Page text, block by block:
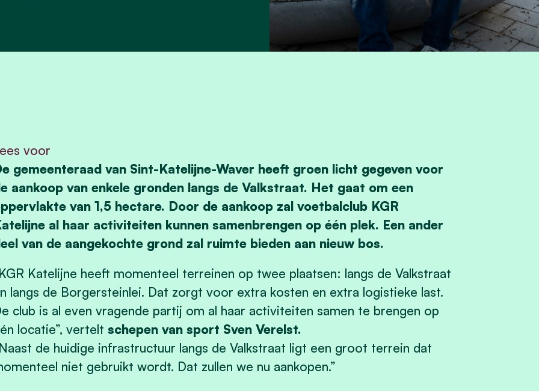
voor
gemeenteraad van Sint-Katelijne-Waver heeft groen licht gegeven voor
aankoop van enkele gronden langs de Valkstraat. Het gaat om een
van 1,5 hectare. Door de aankoop zal voetbalclub KGR
al haar activiteiten kunnen samenbrengen op één plek. Een ander
van de aangekochte grond zal ruimte bieden aan nieuw bos.
Katelijne heeft momenteel terreinen op twee plaatsen: langs de Valkstraat
langs de Borgersteinlei. Dat zorgt voor extra kosten en extra logistieke last.
club is al even vragende partij om al haar activiteiten samen te brengen op
locatie”, vertelt schepen van sport Sven Verelst.
de huidige infrastructuur langs de Valkstraat ligt een groot terrein dat
niet gebruikt wordt. Dat zullen we nu aankopen.”